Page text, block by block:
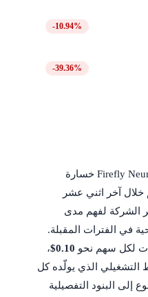
-10.94%
-39.36%
سجّلت Firefly Neuroscience, Inc. (AIFF) خسارة
آخر اثني عشر
الشركة لفهم مدى
في الفترات المقبلة.
لكل سهم نحو $0.10،
الذي يولّده كل
إلى البنود التفصيلية